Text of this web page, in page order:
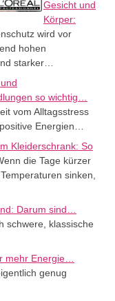
Gesicht und
Körper:
wird vor
hohen
starker…
so wichtig…
vom Alltagsstress
Energien…
Kleiderschrank: So
die Tage kürzer
sinken,
Darum sind…
schwere, klassische
mehr Energie…
genug